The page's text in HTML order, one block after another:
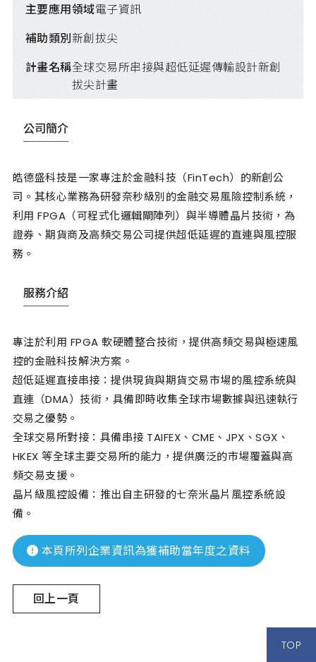
主要應用領域電子資訊
補助類別新創拔尖
計畫名稱全球交易所串接與超低延遲傳輸設計新創
拔尖計畫
公司簡介
皓德盛科技是一家專注於金融科技（FinTech）的新創公
司。其核心業務為研發奈秒級別的金融交易風險控制系統，
利用 FPGA（可程式化邏輯閘陣列）與半導體晶片技術，為
證券、期貨商及高頻交易公司提供超低延遲的直連與風控服
務。
服務介紹
專注於利用 FPGA 軟硬體整合技術，提供高頻交易與極速風
控的金融科技解決方案。
超低延遲直接串接：提供現貨與期貨交易市場的風控系統與
直連（DMA）技術，具備即時收集全球市場數據與迅速執行
交易之優勢。
全球交易所對接：具備串接 TAIFEX、CME、JPX、SGX、
HKEX 等全球主要交易所的能力，提供廣泛的市場覆蓋與高
頻交易支援。
晶片級風控設備：推出自主研發的七奈米晶片風控系統設
備。
本頁所列企業資訊為獲補助當年度之資料
回上一頁
TOP